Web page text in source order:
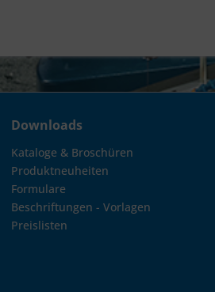
Downloads
Kataloge & Broschüren
Produktneuheiten
Formulare
Beschriftungen - Vorlagen
Preislisten